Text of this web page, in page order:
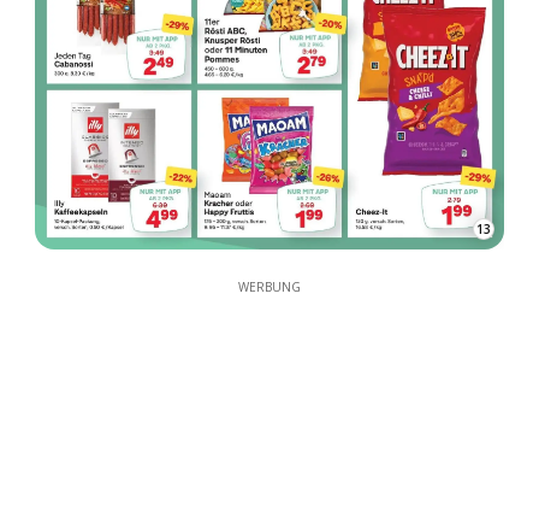
13
WERBUNG